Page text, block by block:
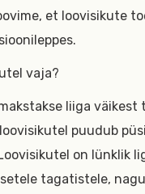
et loovisikute
vaja?
liiga väikest
puudub
on lünklik
tagatistele, nagu